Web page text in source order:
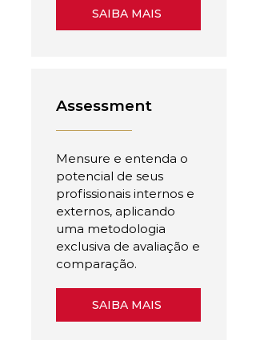
SAIBA MAIS
Assessment
Mensure e entenda o
potencial de seus
profissionais internos e
externos, aplicando
uma metodologia
exclusiva de avaliação e
comparação.
SAIBA MAIS